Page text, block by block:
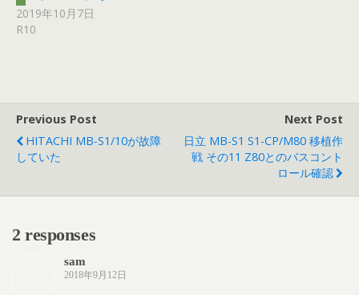
2019年10月7日
R10
Previous Post
HITACHI MB-S1/10が故障
していた
Next Post
日立 MB-S1 S1-CP/M80 移植作
戦 その11 Z80とのバスコント
ロール確認
2 responses
sam
2018年9月12日